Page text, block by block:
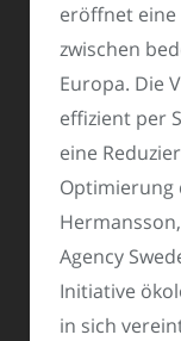
eröffnet
zwischen
Europa. Die
effizient per
eine
Optimierung
Agency
Initiative
in sich